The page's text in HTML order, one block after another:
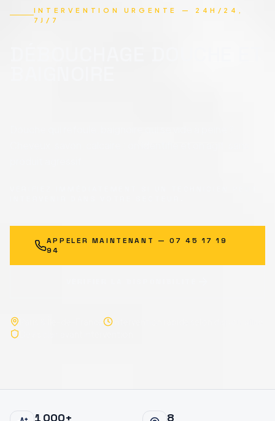
INTERVENTION URGENTE — 24H/24,
7J/7
APPELER MAINTENANT —07 45 17 19
94
1 000+ 8